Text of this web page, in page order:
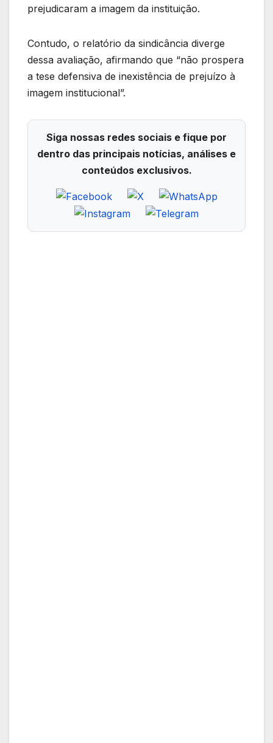
prejudicaram a imagem da instituição.
Contudo, o relatório da sindicância diverge
dessa avaliação, afirmando que “não prospera
a tese defensiva de inexistência de prejuízo à
imagem institucional”.
Siga nossas redes sociais e fique por
dentro das principais notícias, análises e
conteúdos exclusivos.